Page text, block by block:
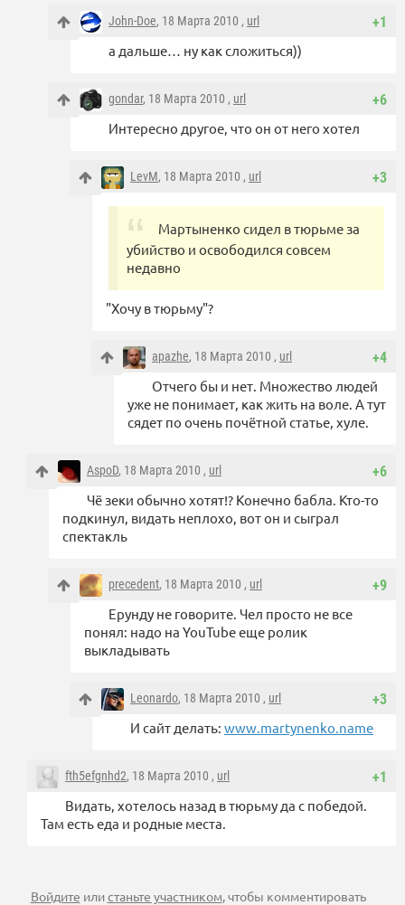
+1
John-Doe, 18 Марта 2010 , url
а дальше… ну как сложиться))
+6
gondar, 18 Марта 2010 , url
Интересно другое, что он от него хотел
+3
LevM, 18 Марта 2010 , url
Мартыненко сидел в тюрьме за
убийство и освободился совсем
недавно
"Хочу в тюрьму"?
+4
apazhe, 18 Марта 2010 , url
Отчего бы и нет. Множество людей
уже не понимает, как жить на воле. А тут
сядет по очень почётной статье, хуле.
+6
AspoD, 18 Марта 2010 , url
Чё зеки обычно хотят!? Конечно бабла. Кто-то
подкинул, видать неплохо, вот он и сыграл
спектакль
+9
precedent, 18 Марта 2010 , url
Ерунду не говорите. Чел просто не все
понял: надо на YouTube еще ролик
выкладывать
+3
Leonardo, 18 Марта 2010 , url
И сайт делать: www.martynenko.name
+1
fth5efgnhd2, 18 Марта 2010 , url
Видать, хотелось назад в тюрьму да с победой.
Там есть еда и родные места.
Войдите илистаньте участником, чтобы комментировать